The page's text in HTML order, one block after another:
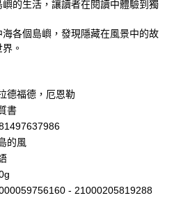
的生活，讓讀者在閱讀中體驗到獨
各個島嶼，發現隱藏在風景中的故
。
德福德，厄恩勒
書
的風
- 21000205819288